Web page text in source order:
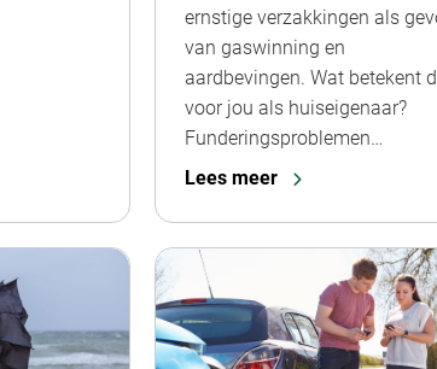
ernstige verzakkingen als
van gaswinning en
aardbevingen. Wat betekent
voor jou als huiseigenaar?
Funderingsproblemen…
Lees meer